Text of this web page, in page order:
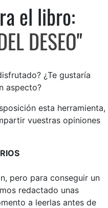
el libro: LA
el libro:
DESEO"
¿Te gustaría
aspecto?
esta herramienta,
vuestras opiniones
pero para conseguir un
redactado unas
a leerlas antes de